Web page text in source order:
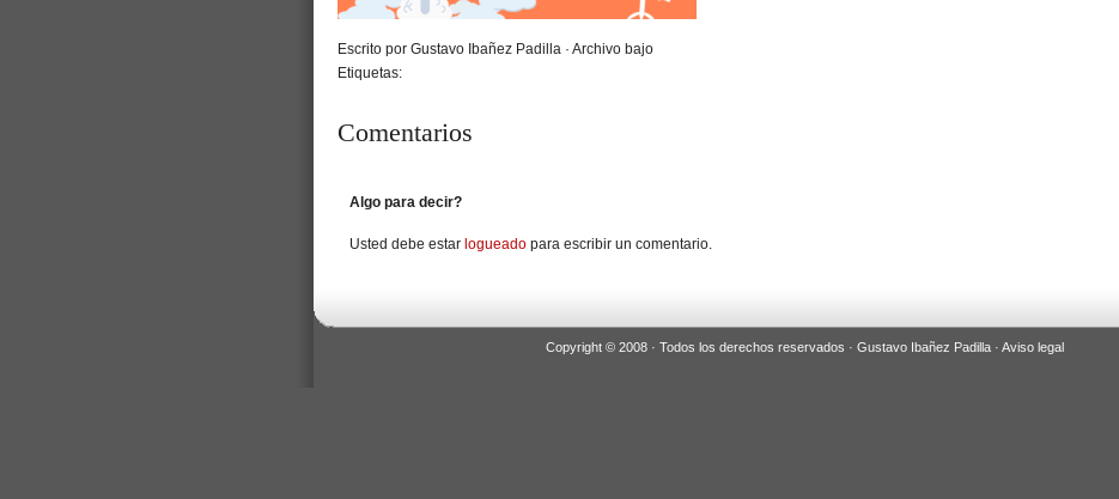
Escrito por Gustavo Ibañez Padilla · Archivo bajo
Etiquetas:
Comentarios
Algo para decir?
Usted debe estar logueado para escribir un comentario.
Copyright © 2008 · Todos los derechos reservados · Gustavo Ibañez Padilla · Aviso legal